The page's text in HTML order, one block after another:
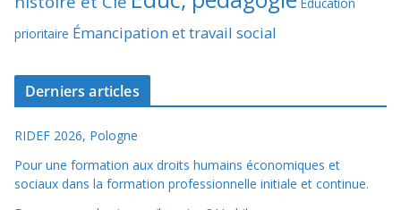
prioritaire Émancipation et travail social
Derniers articles
RIDEF 2026, Pologne
Pour une formation aux droits humains économiques et
sociaux dans la formation professionnelle initiale et continue.